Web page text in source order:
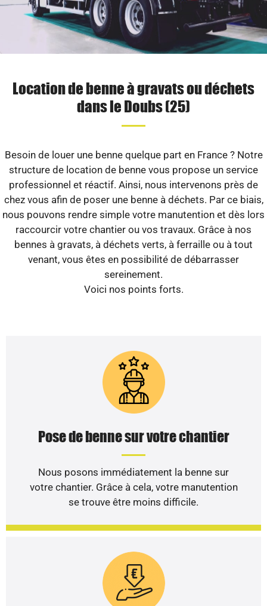
Location de benne à gravats ou déchets
dans le Doubs (25)
Besoin de louer une benne quelque part en France ? Notre
structure de location de benne vous propose un service
professionnel et réactif. Ainsi, nous intervenons près de
chez vous afin de poser une benne à déchets. Par ce biais,
nous pouvons rendre simple votre manutention et dès lors
raccourcir votre chantier ou vos travaux. Grâce à nos
bennes à gravats, à déchets verts, à ferraille ou à tout
venant, vous êtes en possibilité de débarrasser
sereinement.
Voici nos points forts.
Pose de benne sur votre chantier
Nous posons immédiatement la benne sur
votre chantier. Grâce à cela, votre manutention
se trouve être moins difficile.